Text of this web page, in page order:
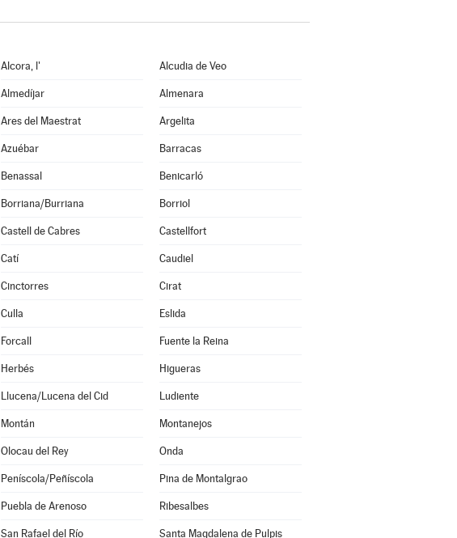
Alcora, l' Alcudia de Veo
Almedíjar Almenara
Ares del Maestrat Argelita
Azuébar Barracas
Benassal Benicarló
Borriana/Burriana Borriol
Castell de Cabres Castellfort
Catí Caudiel
Cinctorres Cirat
Culla Eslida
Forcall Fuente la Reina
Herbés Higueras
Llucena/Lucena del Cid Ludiente
Montán Montanejos
Olocau del Rey Onda
Peníscola/Peñíscola Pina de Montalgrao
Puebla de Arenoso Ribesalbes
San Rafael del Río Santa Magdalena de Pulpis